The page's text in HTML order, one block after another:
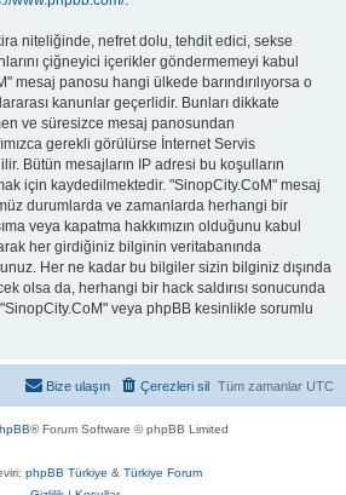
niteliğinde, nefret dolu, tehdit edici, sekse
çiğneyici içerikler göndermemeyi kabul
mesaj panosu hangi ülkede barındırılıyorsa o
kanunlar geçerlidir. Bunları dikkate
ve süresizce mesaj panosundan
gerekli görülürse İnternet Servis
Bütün mesajların IP adresi bu koşulların
için kaydedilmektedir. "SinopCity.CoM" mesaj
durumlarda ve zamanlarda herhangi bir
veya kapatma hakkımızın olduğunu kabul
her girdiğiniz bilginin veritabanında
Her ne kadar bu bilgiler sizin bilginiz dışında
olsa da, herhangi bir hack saldırısı sonucunda
veya phpBB kesinlikle sorumlu
Tüm zamanlar UTC
Çerezleri sil
Bize ulaşın
® Forum Software © phpBB Limited
phpBB Türkiye & Türkiye Forum